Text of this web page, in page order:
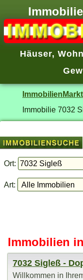
Häuser,
ImmobilienMarkt
Immobilie 7032
Ort:
Art:
Immobilien
7032 Sigleß -
Willkommen in